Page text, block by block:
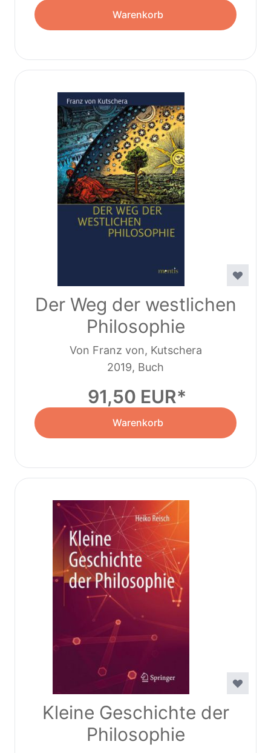
Warenkorb
Der Weg der westlichen
Philosophie
Von Franz von, Kutschera
2019, Buch
91,50 EUR
Warenkorb
Kleine Geschichte der
Philosophie